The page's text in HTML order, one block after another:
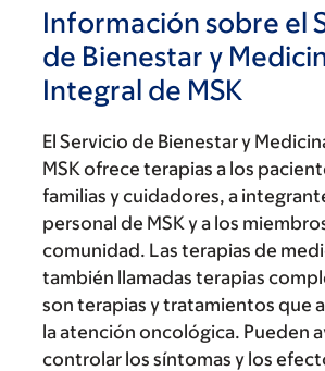
Información sobre el
de Bienestar y
Integral de MSK
El Servicio de Bienestar y
MSK ofrece terapias a los
familias y cuidadores, a
personal de MSK y a los
comunidad. Las terapias de
también llamadas terapias
son terapias y tratamientos que
la atención oncológica. Pueden
controlar los síntomas y los